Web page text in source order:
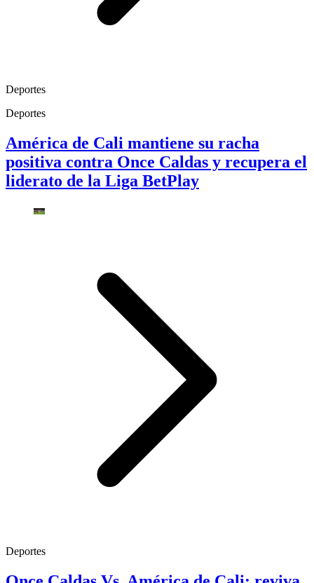
Deportes
Deportes
América de Cali mantiene su racha
positiva contra Once Caldas y recupera el
liderato de la Liga BetPlay
Deportes